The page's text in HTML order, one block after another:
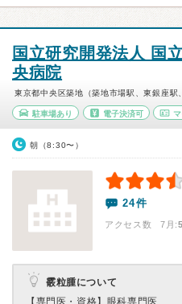
国立研究開発法人 国
央病院
東京都中央区築地（築地市場駅、東銀座駅
駐車場あり 電子決済可
朝（8:30〜）
24件
アクセス数 7月:
霰粒腫について
【専門医・資格】 眼科専門医